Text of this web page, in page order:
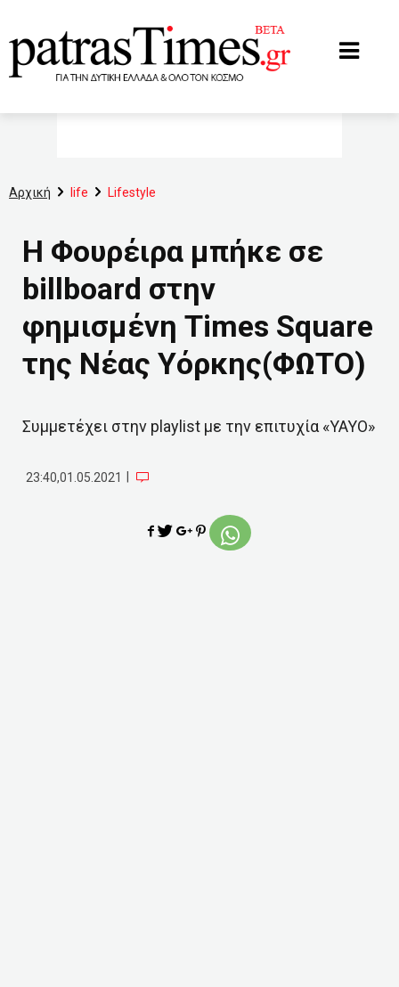
Αρχική life Lifestyle
Η Φουρέιρα μπήκε σε
billboard στην
φημισμένη Times Square
της Νέας Υόρκης(ΦΩΤΟ)
Συμμετέχει στην playlist με την επιτυχία «YAYO»
23:40,01.05.2021